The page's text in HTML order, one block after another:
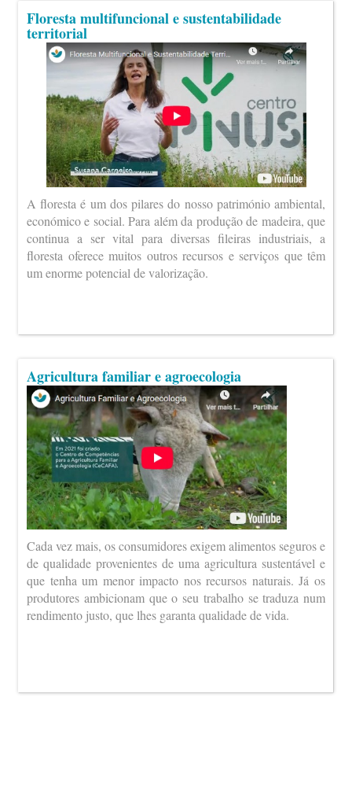
Floresta multifuncional e sustentabilidade
territorial
A floresta é um dos pilares do nosso património ambiental,
económico e social. Para além da produção de madeira, que
continua a ser vital para diversas fileiras industriais, a
floresta oferece muitos outros recursos e serviços que têm
um enorme potencial de valorização.
Agricultura familiar e agroecologia
Cada vez mais, os consumidores exigem alimentos seguros e
de qualidade provenientes de uma agricultura sustentável e
que tenha um menor impacto nos recursos naturais. Já os
produtores ambicionam que o seu trabalho se traduza num
rendimento justo, que lhes garanta qualidade de vida.